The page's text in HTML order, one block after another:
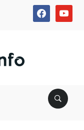
facebookyoutube